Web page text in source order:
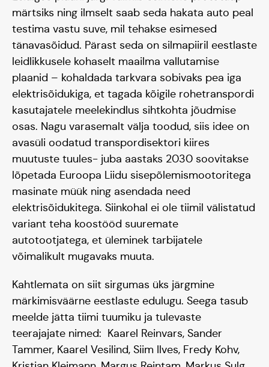
Meisse usuvad
märtsiks ning ilmselt saab seda hakata auto peal
testima vastu suve, mil tehakse esimesed
tänavasõidud. Pärast seda on silmapiiril eestlaste
leidlikkusele kohaselt maailma vallutamise
plaanid – kohaldada tarkvara sobivaks pea iga
elektrisõidukiga, et tagada kõigile rohetranspordi
kasutajatele meelekindlus sihtkohta jõudmise
osas. Nagu varasemalt välja toodud, siis idee on
avasüli oodatud transpordisektori kiires
muutuste tuules- juba aastaks 2030 soovitakse
lõpetada Euroopa Liidu sisepõlemismootoritega
masinate müük ning asendada need
elektrisõidukitega. Siinkohal ei ole tiimil välistatud
variant teha koostööd suuremate
autotootjatega, et üleminek tarbijatele
võimalikult mugavaks muuta.
Kahtlemata on siit sirgumas üks järgmine
märkimisväärne eestlaste edulugu. Seega tasub
meelde jätta tiimi tuumiku ja tulevaste
teerajajate nimed: Kaarel Reinvars, Sander
Tammer, Kaarel Vesilind, Siim Ilves, Fredy Kohv,